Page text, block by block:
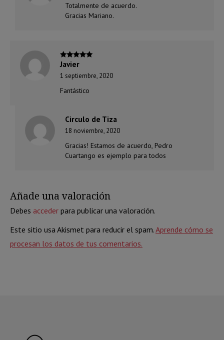
Totalmente de acuerdo.
Gracias Mariano.
Valorado
Javier
1 septiembre, 2020
Fantástico
Circulo de Tiza
18 noviembre, 2020
Gracias! Estamos de acuerdo, Pedro
Cuartango es ejemplo para todos
Añade una valoración
Debes acceder para publicar una valoración.
Este sitio usa Akismet para reducir el spam.Aprende cómo se
procesan los datos de tus comentarios.